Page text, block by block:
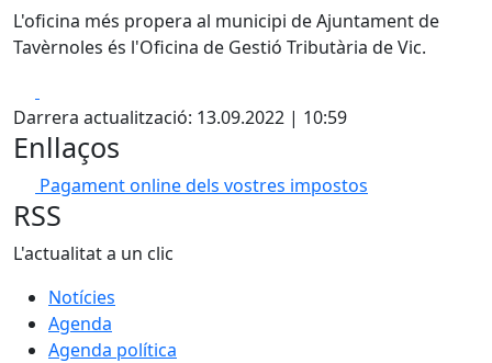
L'oficina més propera al municipi de Ajuntament de
Tavèrnoles és l'Oficina de Gestió Tributària de Vic.
Darrera actualització: 13.09.2022 | 10:59
Enllaços
Pagament online dels vostres impostos
RSS
L'actualitat a un clic
Notícies
Agenda
Agenda política